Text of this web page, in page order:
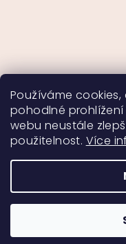
Používáme
pohodlné
webu neustále
použitelnost. Více